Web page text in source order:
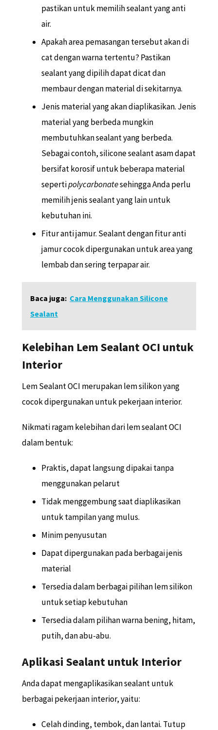
pastikan untuk memilih sealant yang anti
air.
Apakah area pemasangan tersebut akan di
cat dengan warna tertentu? Pastikan
sealant yang dipilih dapat dicat dan
membaur dengan material di sekitarnya.
Jenis material yang akan diaplikasikan. Jenis
material yang berbeda mungkin
membutuhkan sealant yang berbeda.
Sebagai contoh, silicone sealant asam dapat
bersifat korosif untuk beberapa material
sepertipolycarbonatesehingga Anda perlu
memilih jenis sealant yang lain untuk
kebutuhan ini.
Fitur anti jamur. Sealant dengan fitur anti
jamur cocok dipergunakan untuk area yang
lembab dan sering terpapar air.
Baca juga: Cara Menggunakan Silicone
Sealant
Kelebihan Lem Sealant OCI untuk
Interior
Lem Sealant OCI merupakan lem silikon yang
cocok dipergunakan untuk pekerjaan interior.
Nikmati ragam kelebihan dari lem sealant OCI
dalam bentuk:
Praktis, dapat langsung dipakai tanpa
menggunakan pelarut
Tidak menggembung saat diaplikasikan
untuk tampilan yang mulus.
Minim penyusutan
Dapat dipergunakan pada berbagai jenis
material
Tersedia dalam berbagai pilihan lem silikon
untuk setiap kebutuhan
Tersedia dalam pilihan warna bening, hitam,
putih, dan abu-abu.
Aplikasi Sealant untuk Interior
Anda dapat mengaplikasikan sealant untuk
berbagai pekerjaan interior, yaitu:
Celah dinding, tembok, dan lantai. Tutup